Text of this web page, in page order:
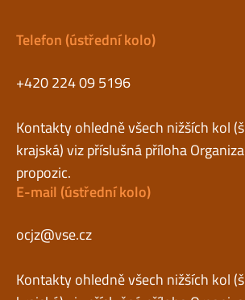
Telefon (ústřední kolo)
+420 224 09 5196
Kontakty ohledně všech nižších kol
krajská) viz příslušná příloha
propozic.
E-mail (ústřední kolo)
ocjz@vse.cz
Kontakty ohledně všech nižších kol